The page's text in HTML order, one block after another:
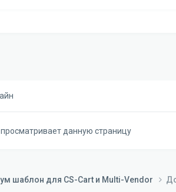
данную страницу
шаблон для CS-Cart и Multi-Vendor